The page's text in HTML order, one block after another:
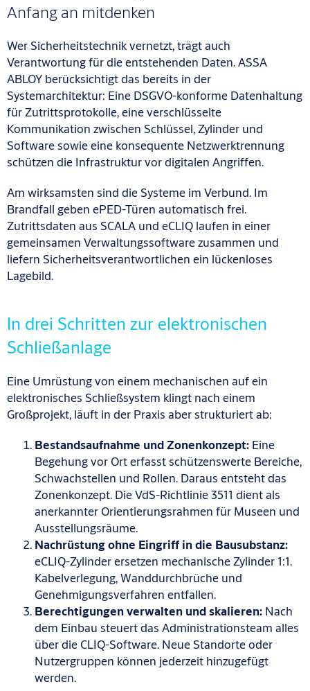
Anfang an mitdenken
Wer Sicherheitstechnik vernetzt, trägt auch
Verantwortung für die entstehenden Daten. ASSA
ABLOY berücksichtigt das bereits in der
Systemarchitektur: Eine DSGVO-konforme Datenhaltung
für Zutrittsprotokolle, eine verschlüsselte
Kommunikation zwischen Schlüssel, Zylinder und
Software sowie eine konsequente Netzwerktrennung
schützen die Infrastruktur vor digitalen Angriffen.
Am wirksamsten sind die Systeme im Verbund. Im
Brandfall geben ePED-Türen automatisch frei.
Zutrittsdaten aus SCALA und eCLIQ laufen in einer
gemeinsamen Verwaltungssoftware zusammen und
liefern Sicherheitsverantwortlichen ein lückenloses
Lagebild.
In drei Schritten zur elektronischen
Schließanlage
Eine Umrüstung von einem mechanischen auf ein
elektronisches Schließsystem klingt nach einem
Großprojekt, läuft in der Praxis aber strukturiert ab:
Bestandsaufnahme und Zonenkonzept: Eine
Begehung vor Ort erfasst schützenswerte Bereiche,
Schwachstellen und Rollen. Daraus entsteht das
Zonenkonzept. Die VdS-Richtlinie 3511 dient als
anerkannter Orientierungsrahmen für Museen und
Ausstellungsräume.
Nachrüstung ohne Eingriff in die Bausubstanz:
eCLIQ-Zylinder ersetzen mechanische Zylinder 1:1.
Kabelverlegung, Wanddurchbrüche und
Genehmigungsverfahren entfallen.
Berechtigungen verwalten und skalieren: Nach
dem Einbau steuert das Administrationsteam alles
über die CLIQ-Software. Neue Standorte oder
Nutzergruppen können jederzeit hinzugefügt
werden.